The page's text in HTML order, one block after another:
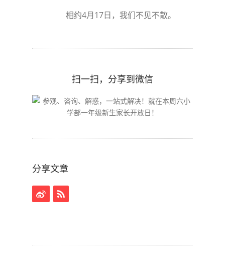
相约4月17日，我们不见不散。
扫一扫，分享到微信
分享文章